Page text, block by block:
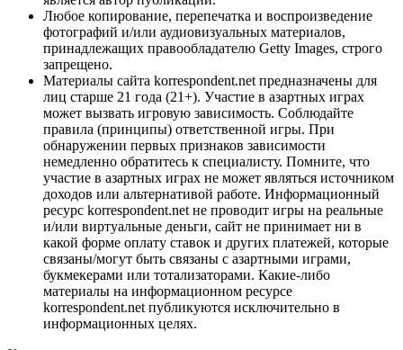
Любое копирование, перепечатка и воспроизведение
фотографий и/или аудиовизуальных материалов,
принадлежащих правообладателю Getty Images, строго
запрещено.
Материалы сайта korrespondent.net предназначены для
лиц старше 21 года (21+). Участие в азартных играх
может вызвать игровую зависимость. Соблюдайте
правила (принципы) ответственной игры. При
обнаружении первых признаков зависимости
немедленно обратитесь к специалисту. Помните, что
участие в азартных играх не может являться источником
доходов или альтернативой работе. Информационный
ресурс korrespondent.net не проводит игры на реальные
и/или виртуальные деньги, сайт не принимает ни в
какой форме оплату ставок и других платежей, которые
связаны/могут быть связаны с азартными играми,
букмекерами или тотализаторами. Какие-либо
материалы на информационном ресурсе
korrespondent.net публикуются исключительно в
информационных целях.